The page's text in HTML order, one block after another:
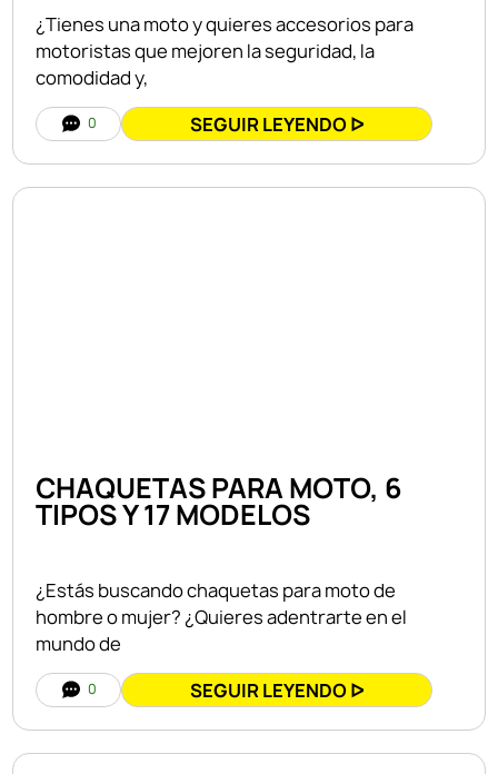
¿Tienes una moto y quieres accesorios para
motoristas que mejoren la seguridad, la
comodidad y,
0 SEGUIR LEYENDO ᐅ
CHAQUETAS PARA MOTO, 6
TIPOS Y 17 MODELOS
¿Estás buscando chaquetas para moto de
hombre o mujer? ¿Quieres adentrarte en el
mundo de
0 SEGUIR LEYENDO ᐅ